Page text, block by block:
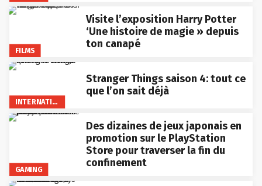
FILMS
Visite l’exposition Harry Potter
‘Une histoire de magie » depuis
ton canapé
INTERNATIONAL
Stranger Things saison 4: tout ce
que l’on sait déjà
GAMING
Des dizaines de jeux japonais en
promotion sur le PlayStation
Store pour traverser la fin du
confinement